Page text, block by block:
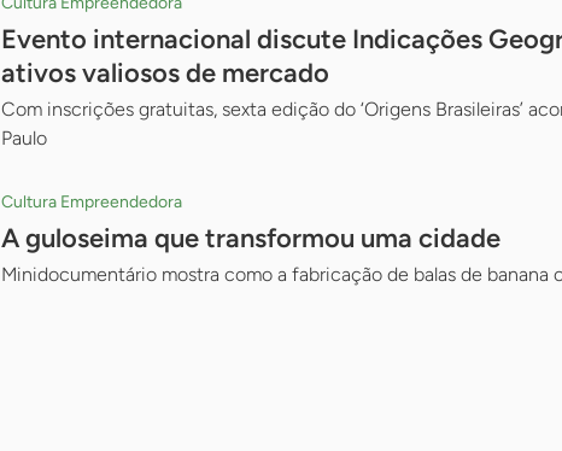
Evento internacional discute Indicações
ativos valiosos de mercado
Com inscrições gratuitas, sexta edição do ‘Origens Brasileiras’
Paulo
Cultura Empreendedora
A guloseima que transformou uma cidade
Minidocumentário mostra como a fabricação de balas de banana